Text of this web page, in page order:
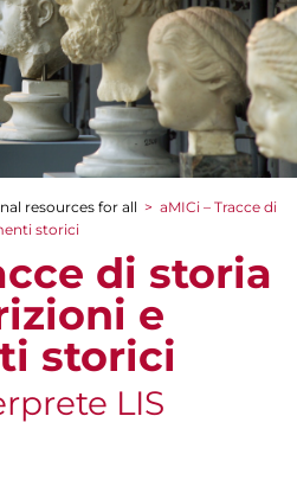
resources for all > aMICi – Tracce di
storici
di storia
e
storici
LIS